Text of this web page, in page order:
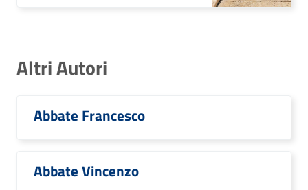
Altri Autori
Abbate Francesco
Abbate Vincenzo